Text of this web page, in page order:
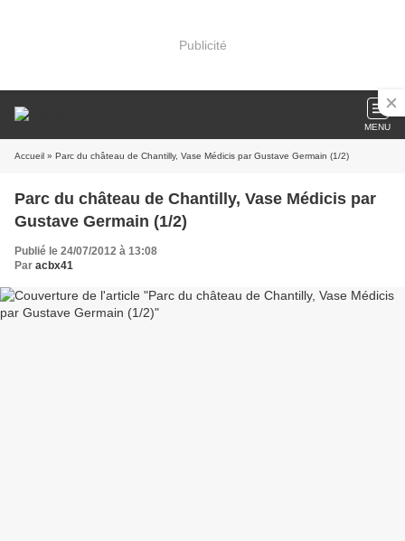
Publicité
MENU
Accueil » Parc du château de Chantilly, Vase Médicis par Gustave Germain (1/2)
Parc du château de Chantilly, Vase Médicis par
Gustave Germain (1/2)
Publié le 24/07/2012 à 13:08
Par acbx41